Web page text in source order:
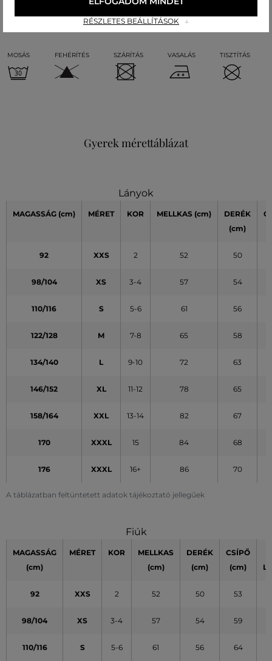
Kezelési útmutató
MOSÁS FEHÉRÍTÉS SZÁRÍTÁS VASALÁS TISZTÍTÁS
Gyerek mérettáblázat
Lányok
A táblázatban feltüntetett adatok tájékoztató jellegűek
MAGASSÁG (cm) MÉRET KOR MELLKAS (cm)
DERÉK
(cm)
92 XXS 2 52 50
98/104 XS 3-4 57 54
110/116 S 5-6 61 56
122/128 M 7-8 65 58
134/140 L 9-10 72 63
146/152 XL 11-12 78 65
158/164 XXL 13-14 82 67
170 XXXL 15 84 68
176 XXXL 16+ 86 70
Fiúk
MAGASSÁG
(cm)
MÉRET KOR
MELLKAS
(cm)
DERÉK
(cm)
CSÍPŐ
(cm)
92 XXS 2 52 50 53
98/104 XS 3-4 57 54 59
110/116 S 5-6 61 56 64
RÉSZLETES BEÁLLÍTÁSOK